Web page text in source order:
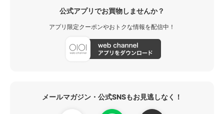
公式アプリでお買物しませんか？
アプリ限定クーポンやおトクな情報を配信中！
メールマガジン・公式SNSもお見逃しなく！